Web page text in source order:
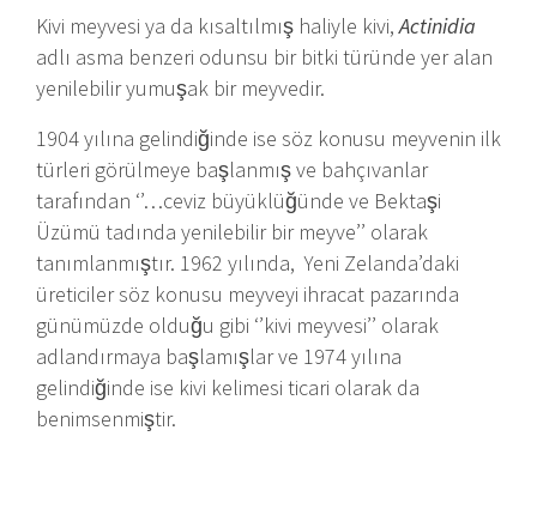
Kivi meyvesi ya da kısaltılmış haliyle kivi,Actinidia
adlı asma benzeri odunsu bir bitki türünde yer alan
yenilebilir yumuşak bir meyvedir.
1904 yılına gelindiğinde ise söz konusu meyvenin ilk
türleri görülmeye başlanmış ve bahçıvanlar
tarafından ‘’…ceviz büyüklüğünde ve Bektaşi
Üzümü tadında yenilebilir bir meyve’’ olarak
tanımlanmıştır. 1962 yılında, Yeni Zelanda’daki
üreticiler söz konusu meyveyi ihracat pazarında
günümüzde olduğu gibi ‘’kivi meyvesi’’ olarak
adlandırmaya başlamışlar ve 1974 yılına
gelindiğinde ise kivi kelimesi ticari olarak da
benimsenmiştir.